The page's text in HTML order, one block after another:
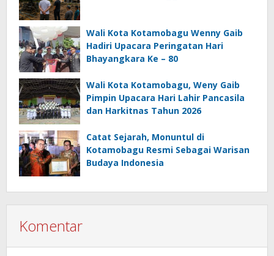
Wali Kota Kotamobagu Wenny Gaib
Hadiri Upacara Peringatan Hari
Bhayangkara Ke – 80
Wali Kota Kotamobagu, Weny Gaib
Pimpin Upacara Hari Lahir Pancasila
dan Harkitnas Tahun 2026
Catat Sejarah, Monuntul di
Kotamobagu Resmi Sebagai Warisan
Budaya Indonesia
Komentar